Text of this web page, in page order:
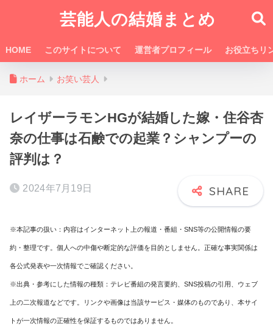
芸能人の結婚まとめ
HOME このサイトについて 運営者プロフィール お役立ちリ
ホーム お笑い芸人
レイザーラモンHGが結婚した嫁・住谷杏
奈の仕事は石鹸での起業？シャンプーの
評判は？
2024年7月19日
※本記事の扱い：内容はインターネット上の報道・番組・SNS等の公開情報の要
約・整理です。個人への中傷や断定的な評価を目的としません。正確な事実関係は
各公式発表や一次情報でご確認ください。
※出典・参考にした情報の種類：テレビ番組の発言要約、SNS投稿の引用、ウェブ
上の二次報道などです。リンクや画像は当該サービス・媒体のものであり、本サイ
トが一次情報の正確性を保証するものではありません。